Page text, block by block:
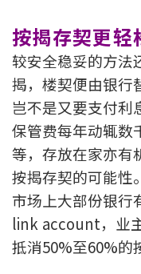
按揭存契更轻
较安全稳妥的方法
揭，楼契便由银行
岂不是又要支付利
保管费每年动辄数
等，存放在家亦有
按揭存契的可能性。
市场上大部份银行
link account，业
抵消50%至60%的